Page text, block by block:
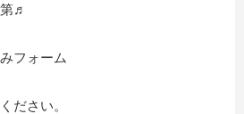
♬
フォーム
ださい。